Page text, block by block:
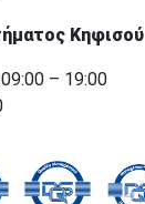
Κηφισού
– 19:00